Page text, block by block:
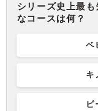
シリーズ史上最
なコースは何？
ベ
キ
ピ